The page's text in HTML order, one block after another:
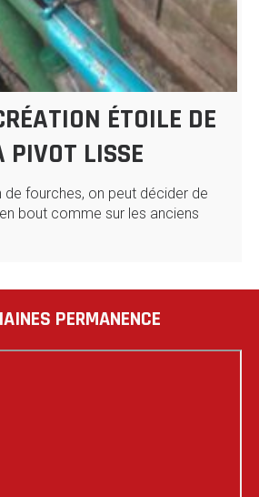
ÉTOILE DE
PIVOT LISSE
de fourches, on peut décider de
bout comme sur les anciens
PERMANENCE